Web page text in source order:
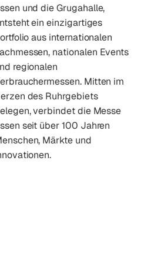
und die Grugahalle,
ein einzigartiges
aus internationalen
nationalen Events
regionalen
Mitten im
des Ruhrgebiets
verbindet die Messe
seit über 100 Jahren
Märkte und